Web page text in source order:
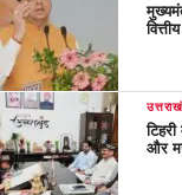
और